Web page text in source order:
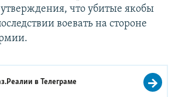
что убитые якобы
воевать на стороне
вТелеграме